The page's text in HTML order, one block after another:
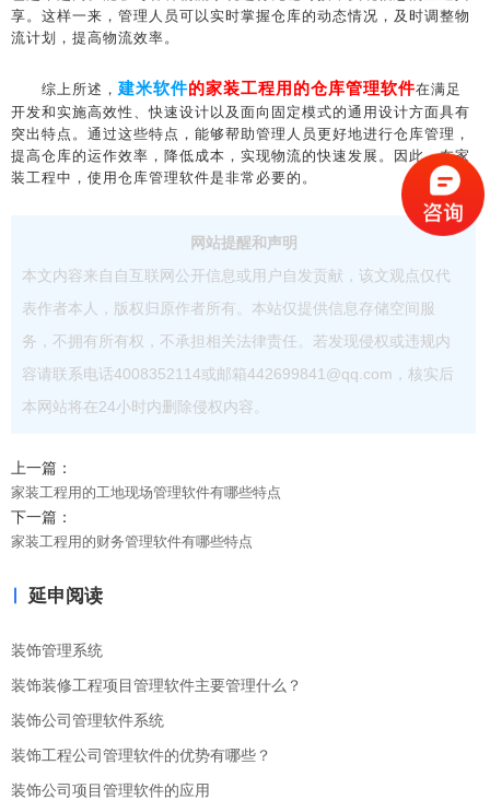
享。这样一来，管理人员可以实时掌握仓库的动态情况，及时调整物
流计划，提高物流效率。
综上所述， 建米软件的家装工程用的仓库管理软件在满足
开发和实施高效性、快速设计以及面向固定模式的通用设计方面具有
突出特点。通过这些特点，能够帮助管理人员更好地进行仓库管理，
提高仓库的运作效率，降低成本，实现物流的快速发展。因此，在家
装工程中，使用仓库管理软件是非常必要的。
网站提醒和声明
本文内容来自自互联网公开信息或用户自发贡献，该文观点仅代
表作者本人，版权归原作者所有。本站仅提供信息存储空间服
务，不拥有所有权，不承担相关法律责任。若发现侵权或违规内
容请联系电话4008352114或邮箱442699841@qq.com，核实后
本网站将在24小时内删除侵权内容。
上一篇：
家装工程用的工地现场管理软件有哪些特点
下一篇：
家装工程用的财务管理软件有哪些特点
延申阅读
装饰管理系统
装饰装修工程项目管理软件主要管理什么？
装饰公司管理软件系统
装饰工程公司管理软件的优势有哪些？
装饰公司项目管理软件的应用